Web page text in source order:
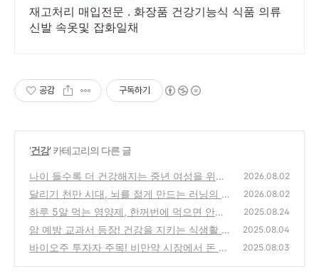
재고처리 매입전문 . 화장품 건강기능식 식품 의류
신발 속옷및 잡화일채
공감 구독하기
'건강' 카테고리의 다른 글
나이 들수록 더 건강해지는 중년 여성을 위한
건강 처방전
(0)
2026.08.02
달리기 천만 시대, 뇌를 젊게 만드는 러닝의 매
력
(0)
2026.08.02
하루 5알 먹는 영양제, 한꺼번에 먹으면 안되
는 이유
(0)
2025.08.24
암 예방 교과서 등장! 건강을 지키는 식생활 10
가지 원칙
(0)
2025.08.04
바이오주 투자자 주목! 비만약 시장에서 돈 되
2025.08.03